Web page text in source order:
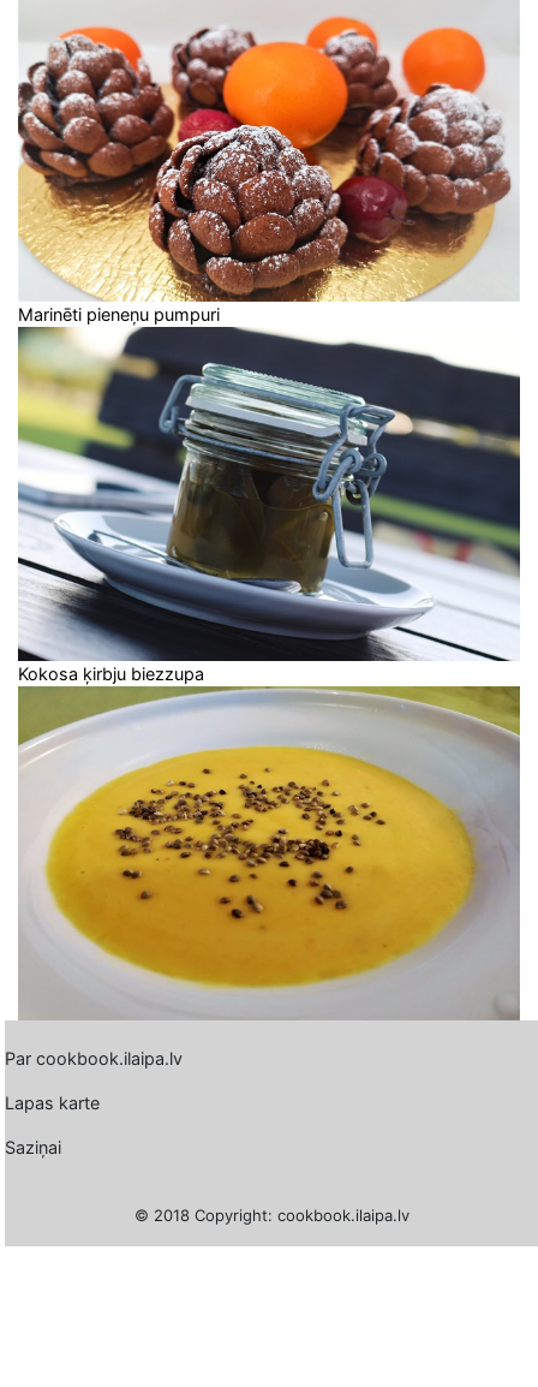
Marinēti pieneņu pumpuri
Kokosa ķirbju biezzupa
Par cookbook.ilaipa.lv
Lapas karte
Saziņai
© 2018 Copyright: cookbook.ilaipa.lv